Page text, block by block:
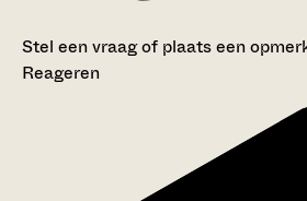
Stel een vraag of plaats een
Reageren